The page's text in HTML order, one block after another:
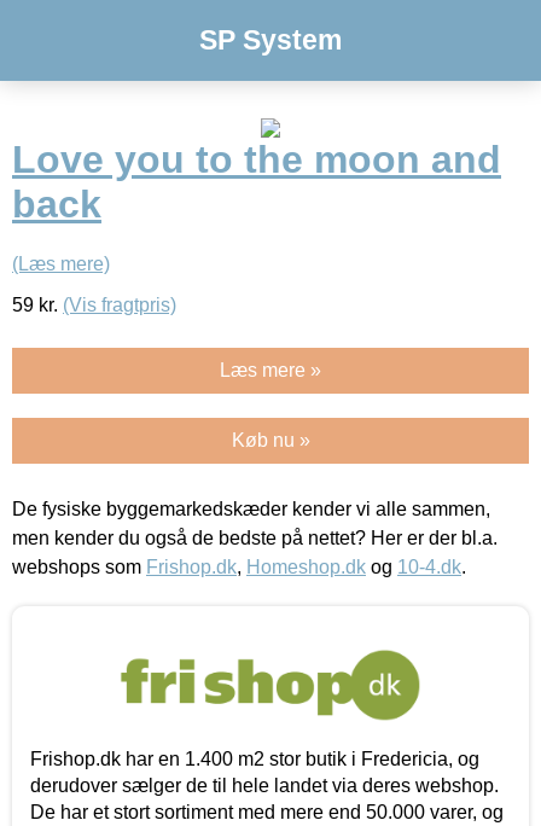
SP System
Love you to the moon and
back
(Læs mere)
59 kr. (Vis fragtpris)
Læs mere »
Køb nu »
De fysiske byggemarkedskæder kender vi alle sammen,
men kender du også de bedste på nettet? Her er der bl.a.
webshops som Frishop.dk, Homeshop.dk og 10-4.dk.
Frishop.dk har en 1.400 m2 stor butik i Fredericia, og
derudover sælger de til hele landet via deres webshop.
De har et stort sortiment med mere end 50.000 varer, og